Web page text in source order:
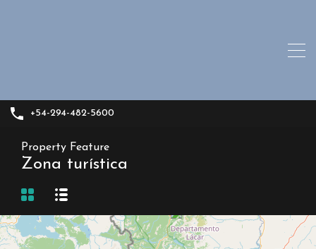
+54-294-482-5600
Property Feature
Zona turística